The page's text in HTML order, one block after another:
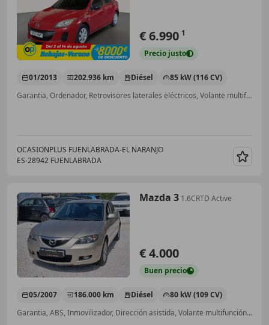
€ 6.990 1
Precio justo
01/2013 202.936 km Diésel
85 kW (116 CV)
Garantia, Ordenador, Retrovisores laterales eléctricos, Volante multifunción, MP3
OCASIONPLUS FUENLABRADA-EL NARANJO
ES-28942 FUENLABRADA
Mazda 3 1.6CRTD Active
€ 4.000
Buen precio
05/2007 186.000 km Diésel
80 kW (109 CV)
Garantia, ABS, Inmovilizador, Dirección asistida, Volante multifunción, Ventanas tintadas, Airbags laterales